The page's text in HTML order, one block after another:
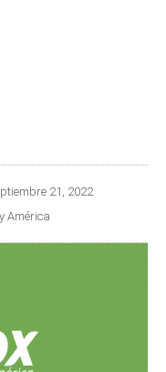
21, 2022
América